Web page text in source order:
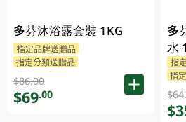
多芬沐浴露套裝 1KG
指定品牌送贈品
指定分類送贈品
$86.00
$69.00
多
水
指
指